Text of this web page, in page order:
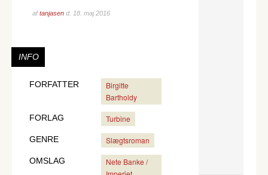
aftanjasen d. 18. maj 2016
INFO
FORFATTER
Birgitte
Bartholdy
FORLAG Turbine
GENRE Slægtsroman
OMSLAG
Nete Banke /